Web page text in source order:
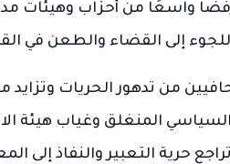
واسعًا من أحزاب وهيئات
إلى القضاء والطعن في
من تدهور الحريات وتزايد
54، معتبرين أن المناخ السياسي المنغلق
حرية التعبير والنفاذ إلى